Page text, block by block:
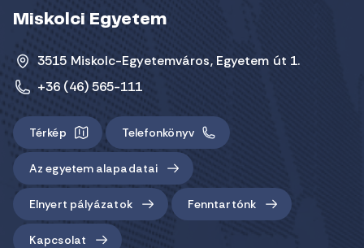
Miskolci Egyetem
3515 Miskolc-Egyetemváros, Egyetem út 1.
+36 (46) 565-111
Térkép Telefonkönyv
Az egyetem alapadatai
Elnyert pályázatok Fenntartónk
Kapcsolat